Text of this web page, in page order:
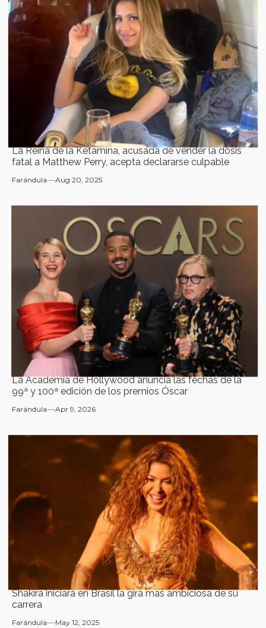
La Reina de la Ketamina, acusada de vender la dosis
fatal a Matthew Perry, acepta declararse culpable
Farándula Aug 20, 2025
La Academia de Hollywood anuncia las fechas de la
99ª y 100ª edición de los premios Óscar
Farándula Apr 9, 2026
Shakira iniciará en Brasil la gira más ambiciosa de su
carrera
Farándula May 12, 2025